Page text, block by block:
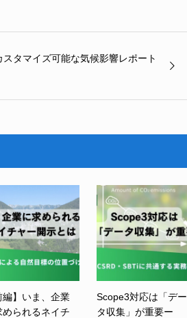
スタマイズ可能な気候影響レポート
編】いま、企業
められるネイチ
Scope3対応は「デー
タ収集」が重要ー